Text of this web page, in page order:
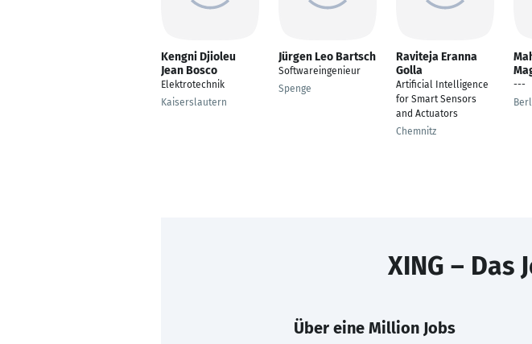
Kengni Djioleu
Jean Bosco
Elektrotechnik
Kaiserslautern
Jürgen Leo Bartsch
Softwareingenieur
Spenge
Raviteja Eranna
Golla
Artificial Intelligence
for Smart Sensors
and Actuators
Chemnitz
---
XING – Das
Über eine Million Jobs